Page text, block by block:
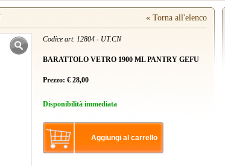
« Torna all'elenco
Codice art. 12804 - UT.CN
BARATTOLO VETRO 1900 ML PANTRY GEFU
Prezzo: € 28,00
Disponibilità immediata
Aggiungi al carrello